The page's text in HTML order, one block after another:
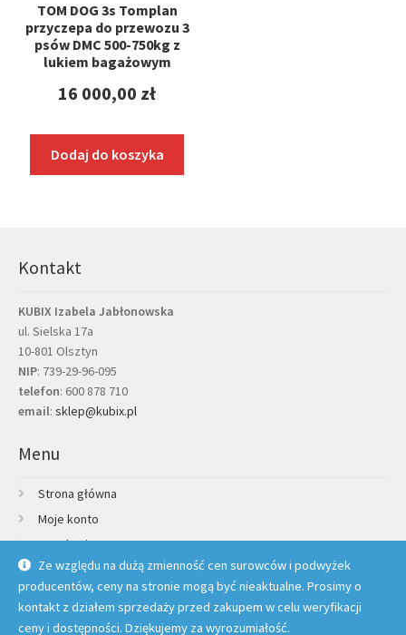
Ze względu na dużą zmienność cen surowców i podwyżek
producentów, ceny na stronie mogą być nieaktualne. Prosimy o
kontakt z działem sprzedaży przed zakupem w celu weryfikacji
ceny i dostępności. Dziękujemy za wyrozumiałość.
TOM DOG 3s Tomplan
przyczepa do przewozu 3
psów DMC 500-750kg z
lukiem bagażowym
16 000,00 zł
Dodaj do koszyka
Kontakt
KUBIX Izabela Jabłonowska
ul. Sielska 17a
10-801 Olsztyn
NIP: 739-29-96-095
telefon: 600 878 710
email: sklep@kubix.pl
Menu
Strona główna
Moje konto
Regulamin
Polityka prywatności
Credit Agricole Raty
Kontakt